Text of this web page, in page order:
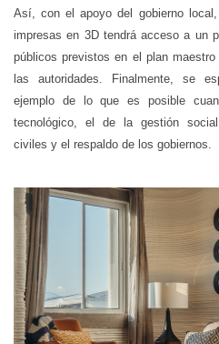
Así, con el apoyo del gobierno
impresas en 3D tendrá acceso a un
públicos previstos en el plan
las autoridades. Finalmente, se
ejemplo de lo que es posible
tecnológico, el de la gestión
civiles y el respaldo de los gobiernos.